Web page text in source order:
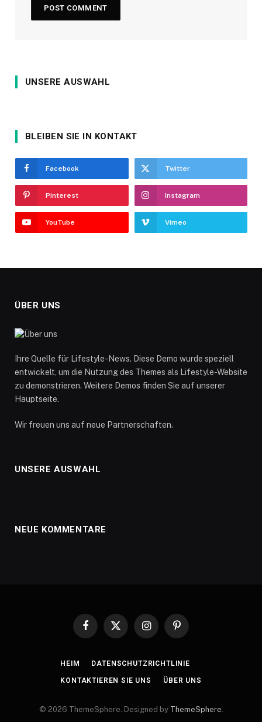
UNSERE AUSWAHL
BLEIBEN SIE IN KONTAKT
Facebook Twitter
Pinterest Instagram
YouTube Vimeo
ÜBER UNS
Ihre Quelle für Lifestyle-News. Diese Demo wurde speziell
entwickelt, um die Nutzung des Themes als Lifestyle-Website
zu demonstrieren. Weitere Demos finden Sie auf unserer
Hauptseite.
Wir freuen uns auf neue Partnerschaften.
UNSERE AUSWAHL
NEUE KOMMENTARE
Facebook
X
InstagramPinterest
HEIM DATENSCHUTZRICHTLINIE
KONTAKTIEREN SIE UNS ÜBER UNS
© 2026 ThemeSphere. Designed by ThemeSphere.